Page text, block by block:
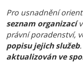
Pro usnadnění
seznam organizacív
právní poradenství,
popisu jejich služeb
aktualizován ve